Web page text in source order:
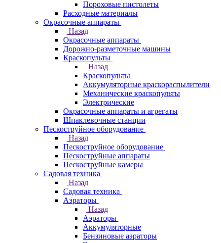
Пороховые пистолеты
Расходные материалы
Окрасочные аппараты
Назад
Окрасочные аппараты
Дорожно-разметочные машины
Краскопульты
Назад
Краскопульты
Аккумуляторные краскораспылители
Механические краскопульты
Электрические
Окрасочные аппараты и агрегаты
Шпаклевочные станции
Пескоструйное оборудование
Назад
Пескоструйное оборудование
Пескоструйные аппараты
Пескоструйные камеры
Садовая техника
Назад
Садовая техника
Аэраторы
Назад
Аэраторы
Аккумуляторные
Бензиновые аэраторы